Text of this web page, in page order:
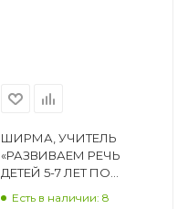
ШИРМА, УЧИТЕЛЬ
«РАЗВИВАЕМ РЕЧЬ
ДЕТЕЙ 5-7 ЛЕТ ПО
Есть в наличии: 8